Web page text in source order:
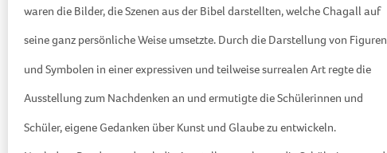
waren die Bilder, die Szenen aus der Bibel darstellten, welche Chagall auf
seine ganz persönliche Weise umsetzte. Durch die Darstellung von Figuren
und Symbolen in einer expressiven und teilweise surrealen Art regte die
Ausstellung zum Nachdenken an und ermutigte die Schülerinnen und
Schüler, eigene Gedanken über Kunst und Glaube zu entwickeln.